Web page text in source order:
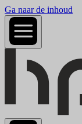
Ga naar de inhoud